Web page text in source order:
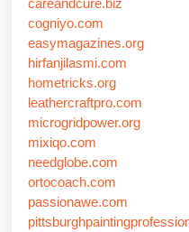
cogniyo.com
easymagazines.org
hirfanjilasmi.com
hometricks.org
leathercraftpro.com
microgridpower.org
mixiqo.com
needglobe.com
ortocoach.com
passionawe.com